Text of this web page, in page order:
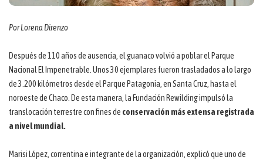
Por Lorena Direnzo
Después de 110 años de ausencia, el guanaco volvió a poblar el Parque
Nacional El Impenetrable. Unos 30 ejemplares fueron trasladados a lo largo
de 3.200 kilómetros desde el Parque Patagonia, en Santa Cruz, hasta el
noroeste de Chaco. De esta manera, la Fundación Rewilding impulsó la
translocación terrestre con fines de conservación más extensa registrada
a nivel mundial.
Marisi López, correntina e integrante de la organización, explicó que uno de